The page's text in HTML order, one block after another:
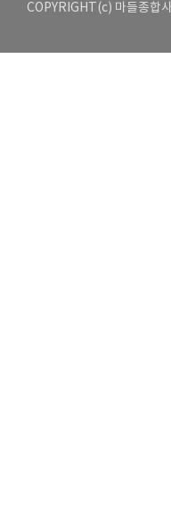
COPYRIGHT(c) 마들종합